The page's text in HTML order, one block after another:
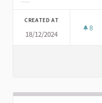
CREATED AT
18/12/2024
8